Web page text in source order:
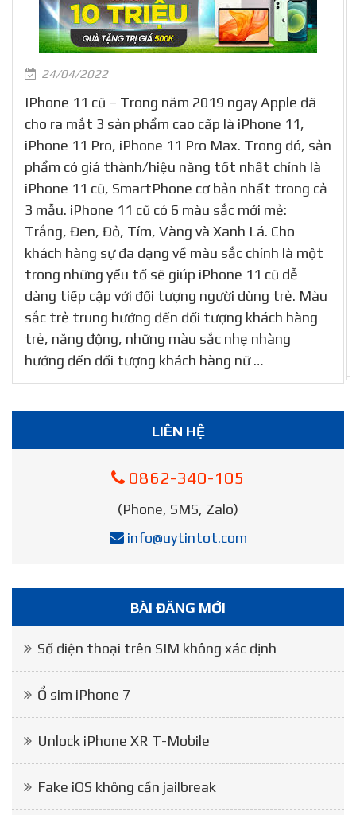
24/04/2022
IPhone 11 cũ – Trong năm 2019 ngay Apple đã
cho ra mắt 3 sản phẩm cao cấp là iPhone 11,
iPhone 11 Pro, iPhone 11 Pro Max. Trong đó, sản
phẩm có giá thành/hiệu năng tốt nhất chính là
iPhone 11 cũ, SmartPhone cơ bản nhất trong cả
3 mẫu. iPhone 11 cũ có 6 màu sắc mới mẻ:
Trắng, Đen, Đỏ, Tím, Vàng và Xanh Lá. Cho
khách hàng sự đa dạng về màu sắc chính là một
trong những yếu tố sẽ giúp iPhone 11 cũ dễ
dàng tiếp cập với đối tượng người dùng trẻ. Màu
sắc trẻ trung hướng đến đối tượng khách hàng
trẻ, năng động, những màu sắc nhẹ nhàng
hướng đến đối tượng khách hàng nữ …
LIÊN HỆ
0862-340-105
(Phone, SMS, Zalo)
info@uytintot.com
BÀI ĐĂNG MỚI
Số điện thoại trên SIM không xác định
Ổ sim iPhone 7
Unlock iPhone XR T-Mobile
Fake iOS không cần jailbreak